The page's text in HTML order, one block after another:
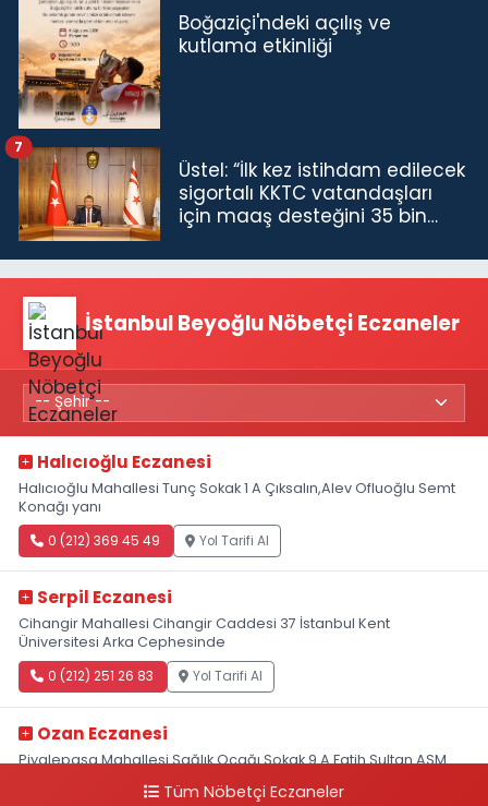
Boğaziçi'ndeki açılış ve
kutlama etkinliği
Üstel: “İlk kez istihdam edilecek
sigortalı KKTC vatandaşları
için maaş desteğini 35 bin
7
İstanbul Beyoğlu Nöbetçi Eczaneler
Halıcıoğlu Eczanesi
Halıcıoğlu Mahallesi Tunç Sokak 1 A Çıksalın,Alev Ofluoğlu Semt
Konağı yanı
0 (212) 369 45 49 Yol Tarifi Al
Serpil Eczanesi
Cihangir Mahallesi Cihangir Caddesi 37 İstanbul Kent
Üniversitesi Arka Cephesinde
0 (212) 251 26 83 Yol Tarifi Al
Ozan Eczanesi
Piyalepaşa Mahallesi Sağlık Ocağı Sokak 9 A Fatih Sultan ASM
Tüm Nöbetçi Eczaneler